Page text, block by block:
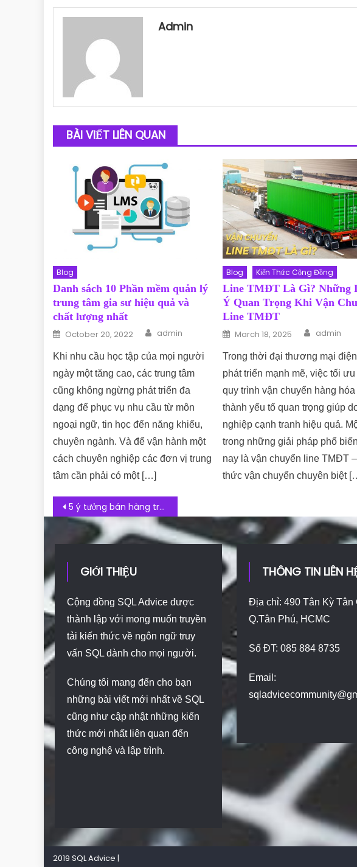
Admin
BÀI VIẾT LIÊN QUAN
Blog
Danh sách 10 Phần mềm quản lý
trung tâm gia sư hiệu quả và
chất lượng nhất
Posted on
October 20, 2022 Author
admin
Khi nhu cầu học tập của mọi người
ngày một tăng cao, các trung tâm
cũng không ngừng phát triển đa
dạng để phục vụ nhu cầu từ môn
ngoại ngữ, tin học đến năng khiếu,
chuyên ngành. Và để vận hành một
cách chuyên nghiệp các đơn vị trung
tâm cần phải có một […]
Blog Kiến Thức Cộng Đồng
Line TMĐT Là Gì? Những
Ý Quan Trọng Khi Vận
Line TMĐT
Posted on
March 18, 2025 Author
admin
Trong thời đại thương mại
phát triển mạnh mẽ, việc tối ưu
quy trình vận chuyển hàng hóa
thành yếu tố quan trọng giúp
nghiệp cạnh tranh hiệu quả.
trong những giải pháp phổ
nay là vận chuyển line TMĐT
thức vận chuyển chuyên biệt
Post navigation
5 ý tưởng bán hàng trên mạng, bán hàng online giúp bạn luôn thành công
GIỚI THIỆU
Cộng đồng SQL Advice được
thành lập với mong muốn truyền
tải kiến thức về ngôn ngữ truy
vấn SQL dành cho mọi người.
Chúng tôi mang đến cho bạn
những bài viết mới nhất về SQL
cũng như cập nhật những kiến
thức mới nhất liên quan đến
công nghệ và lập trình.
THÔNG TIN LIÊN
Địa chỉ: 490 Tân Kỳ Tân
Q.Tân Phú, HCMC
Số ĐT: 085 884 8735
Email:
2019 SQL Advice |